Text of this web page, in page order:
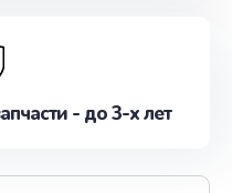
- до 3-х лет